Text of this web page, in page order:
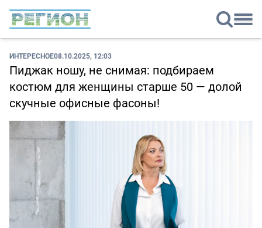
ИНТЕРЕСНОЕ08.10.2025, 12:03
Пиджак ношу, не снимая: подбираем
костюм для женщины старше 50 — долой
скучные офисные фасоны!